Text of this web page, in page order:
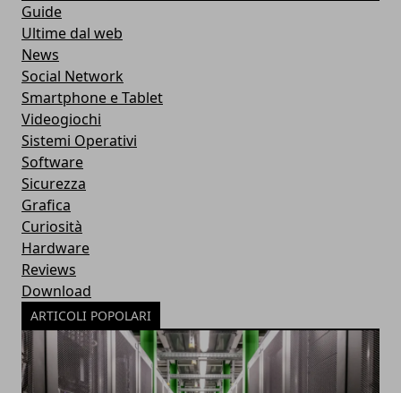
Guide
Ultime dal web
News
Social Network
Smartphone e Tablet
Videogiochi
Sistemi Operativi
Software
Sicurezza
Grafica
Curiosità
Hardware
Reviews
Download
ARTICOLI POPOLARI